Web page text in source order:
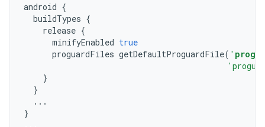
android {
buildTypes {
release {
minifyEnabled true
proguardFiles getDefaultProguardFile( '
}
}
...
}